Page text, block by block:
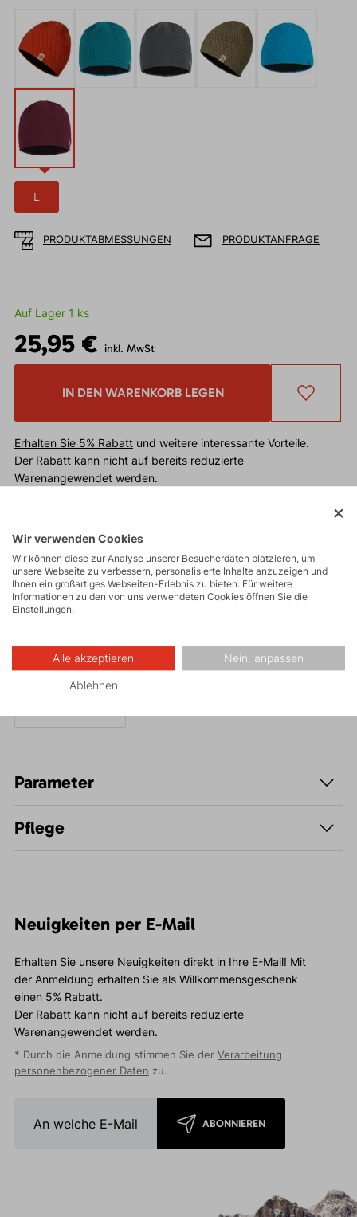
L
PRODUKTABMESSUNGEN PRODUKTANFRAGE
Auf Lager 1 ks
25,95 € inkl. MwSt
IN DEN WARENKORB LEGEN
Erhalten Sie 5% Rabattund weitere interessante Vorteile.
Der Rabatt kann nicht auf bereits reduzierte
Warenangewendet werden.
Schicht.
Parameter
Pflege
Neuigkeiten per E-Mail
Erhalten Sie unsere Neuigkeiten direkt in Ihre E-Mail! Mit
der Anmeldung erhalten Sie als Willkommensgeschenk
einen 5% Rabatt.
Der Rabatt kann nicht auf bereits reduzierte
Warenangewendet werden.
* Durch die Anmeldung stimmen Sie der Verarbeitung
personenbezogener Daten zu.
ABONNIEREN
Wir verwenden Cookies
Wir können diese zur Analyse unserer Besucherdaten platzieren, um
unsere Webseite zu verbessern, personalisierte Inhalte anzuzeigen und
Ihnen ein großartiges Webseiten-Erlebnis zu bieten. Für weitere
Informationen zu den von uns verwendeten Cookies öffnen Sie die
Einstellungen.
Alle akzeptieren Nein, anpassen
Ablehnen